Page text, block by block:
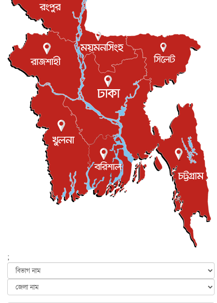
বিরোধ কাটিয়ে কূটনৈতিক সম্পর্ক পুনঃস্থাপন করছে মেক্সিকো ও
আন্তর্জাতিক
এবার ওটিটিতে মুক্তি পেল ‘মালিক’
বিনোদন ৮ আগস্ট, ২০২৬
রিয়ালকে ‘না’ বলা রদ্রির জন্য বার্সার কাছে কত চাইল ম্যানসিটি
খেলাধুলা
শিল্পকলায় চলচ্চিত্র উৎসব, বিনা মূল্যে দেখা যাবে ৬ সিনেমা
বিনোদন ৮ আগস্ট, ২০২৬
ইস্ট লন্ডন মসজিদের জুমার খুতবা : “কুরআন হোক জীবন দেখার
লেন্স...
ইসলাম ও জীবন ৭ আগস্ট, ২০২৬
সিলেটের কন্যা মোহিনী রশিদ এনওয়াইপিডির উচ্চপদস্থ কর্মকর্তা
দেশজুড়ে ৬ আগস্ট, ২০২৬
আজ থেকে সবার জন্য উন্মুক্ত জুলাই স্মৃতি জাদুঘর
৬ আগস্ট, ২০২৬
৬ আগস্ট, ২০২৬
জুলাইয়ের কৃতিত্ব নেওয়ার জন্য সবাই প্রতিযোগিতায় নেমেছে :
৬ আগস্ট, ২০২৬
;